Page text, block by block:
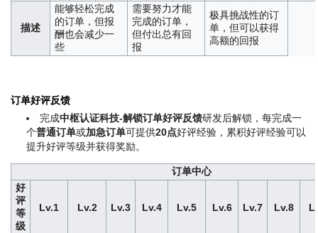
描述
能够轻松完成
的订单，但报
酬也会减少一
些
需要努力才能
完成的订单，
但付出总有回
报
极具挑战性的订
单，但可以获得
高额的回报
订单好评反馈
完成中枢认证科技-解锁订单好评反馈研发后解锁，每完成一
个普通订单或加急订单可提供20点好评经验，累积好评经验可以
提升好评等级并获得奖励。
订单中心
好
评
等
级
Lv.1 Lv.2 Lv.3 Lv.4 Lv.5 Lv.6 Lv.7 Lv.8